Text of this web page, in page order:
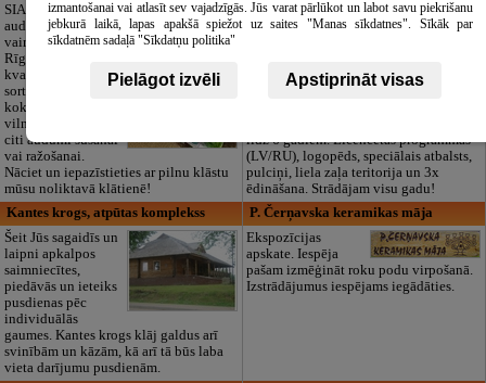
SIA "Bristols ES"
audumu outlet un
vairumtirdzniecība
Rīgā. Plašs un
kvalitatīvs tekstila
sortiments:
kokvilna, lins, zīds,
vilna, trikotāža un
citi audumi šūšanai
vai ražošanai.
Nāciet un iepazīstieties ar pilnu klāstu
mūsu noliktavā klātienē!
Pirmsskolas
privātais bērnudārzs
Pārdaugavā,
līdz 6 gadiem. Licencētas programmas
(LV/RU), logopēds, speciālais atbalsts,
pulciņi, liela zaļa teritorija un 3x
ēdināšana. Strādājam visu gadu!
Kantes krogs, atpūtas komplekss
Šeit Jūs sagaidīs un
laipni apkalpos
saimniecītes,
piedāvās un ieteiks
pusdienas pēc
individuālās
gaumes. Kantes krogs klāj galdus arī
svinībām un kāzām, kā arī tā būs laba
vieta darījumu pusdienām.
P. Čerņavska keramikas māja
Ekspozīcijas
apskate. Iespēja
pašam izmēģināt roku podu virpošanā.
Izstrādājumus iespējams iegādāties.
izmantošanai vai atlasīt sev vajadzīgās. Jūs varat pārlūkot un labot savu piekrišanu
jebkurā laikā, lapas apakšā spiežot uz saites "Manas sīkdatnes". Sīkāk par
sīkdatnēm sadaļā "Sīkdatņu politika"
Pielāgot izvēli Apstiprināt visas